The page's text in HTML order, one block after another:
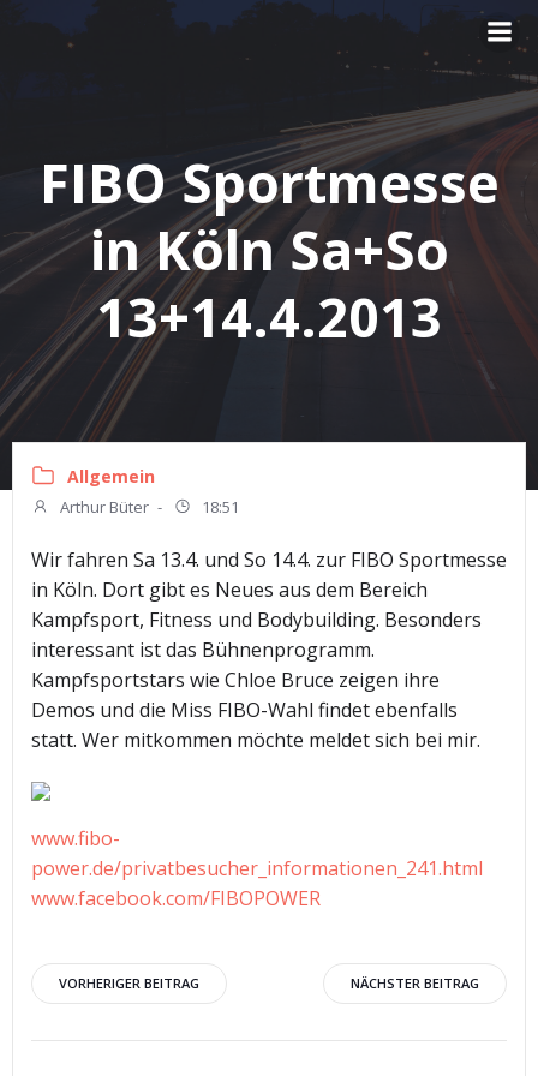
Zum
springen
FIBO Sportmesse
in Köln Sa+So
13+14.4.2013
Allgemein
Arthur Büter - 18:51
Wir fahren Sa 13.4. und So 14.4. zur FIBO Sportmesse
in Köln. Dort gibt es Neues aus dem Bereich
Kampfsport, Fitness und Bodybuilding. Besonders
interessant ist das Bühnenprogramm.
Kampfsportstars wie Chloe Bruce zeigen ihre
Demos und die Miss FIBO-Wahl findet ebenfalls
statt. Wer mitkommen möchte meldet sich bei mir.
www.fibo-
power.de/privatbesucher_informationen_241.html
www.facebook.com/FIBOPOWER
Beitragsnavigation
VORHERIGER BEITRAG NÄCHSTER BEITRAG